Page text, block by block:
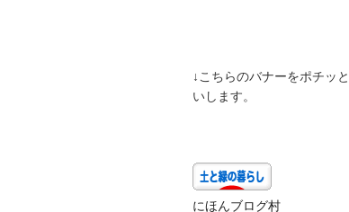
↓こちらのバナーをポチッ
いします。
にほんブログ村